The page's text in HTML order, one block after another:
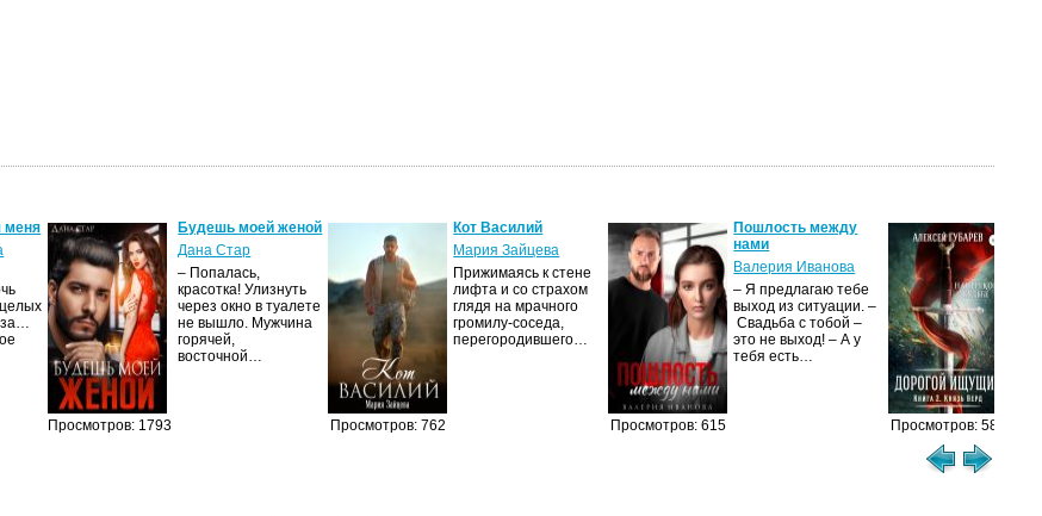
меня
Просмотров: 1793
Будешь моей женой
Дана Стар
– Попалась,
красотка! Улизнуть
через окно в туалете
не вышло. Мужчина
горячей,
восточной…
Просмотров: 762
Кот Василий
Мария Зайцева
Прижимаясь к стене
лифта и со страхом
глядя на мрачного
громилу-соседа,
перегородившего…
Просмотров: 615
Пошлость между
нами
Валерия Иванова
– Я предлагаю тебе
выход из ситуации. –
Свадьба с тобой –
это не выход! – А у
тебя есть…
Просмотров: 584